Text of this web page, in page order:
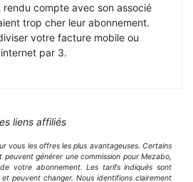
rendu compte avec son associé
trop cher leur abonnement.
votre facture mobile ou
internet par 3.
liens affiliés
vous les offres les plus avantageuses. Certains
peuvent générer une commission pour Mezabo,
votre abonnement. Les tarifs indiqués sont
peuvent changer. Nous identifions clairement